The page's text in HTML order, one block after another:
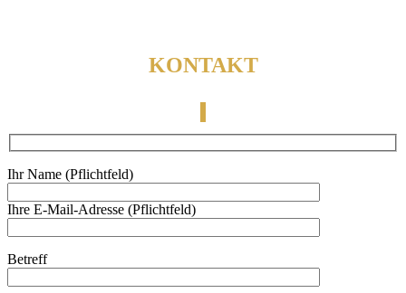
KONTAKT
Ihr Name (Pflichtfeld)
Ihre E-Mail-Adresse (Pflichtfeld)
Betreff